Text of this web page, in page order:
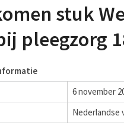
stuk
pleegzorg
6 november
Nederlandse